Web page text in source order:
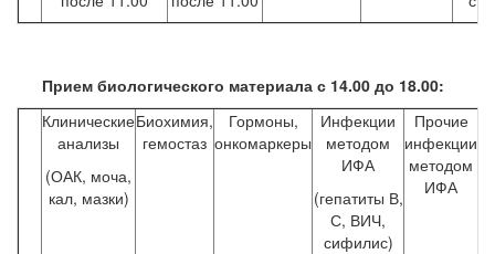
Прием биологического материала с 14.00 до 18.00:
Клинические
анализы
(ОАК, моча,
кал, мазки)
Биохимия,
гемостаз
Гормоны,
онкомаркеры
Инфекции
методом
ИФА
(гепатиты В,
С, ВИЧ,
сифилис)
Прочие
инфекции
методом
ИФА